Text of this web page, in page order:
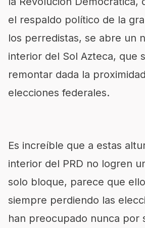
el respaldo político de la
los perredistas, se abre un
interior del Sol Azteca, que
remontar dada la
elecciones federales.
Es increíble que a estas
interior del PRD no logren
solo bloque, parece que
siempre perdiendo las
han preocupado nunca por